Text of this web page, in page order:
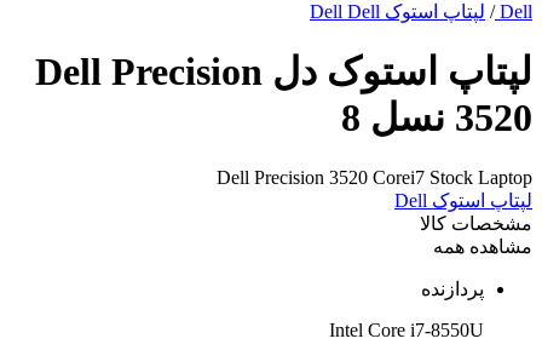
Dell
/ لپتاپ استوک Dell Dell
لپتاپ استوک دل Dell Precision
3520 نسل 8
Dell Precision 3520 Corei7 Stock Laptop
لپتاپ استوک Dell
مشخصات کالا
مشاهده همه
پردازنده
Intel Core i7-8550U